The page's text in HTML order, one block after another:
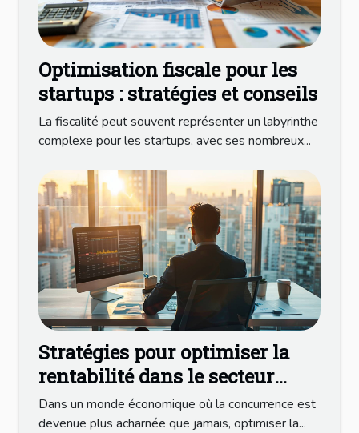
Optimisation fiscale pour les
startups : stratégies et conseils
La fiscalité peut souvent représenter un labyrinthe
complexe pour les startups, avec ses nombreux...
Stratégies pour optimiser la
rentabilité dans le secteur
financier
Dans un monde économique où la concurrence est
devenue plus acharnée que jamais, optimiser la...